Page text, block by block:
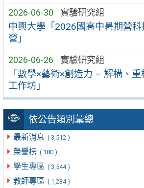
2026-06-30 實驗研究組
中興大學「2026國高中暑期營
營」
2026-06-26 實驗研究組
「數學×藝術×創造力 – 解構、
工作坊」
依公告類別彙總
最新消息 ( 3,512 )
榮譽榜 ( 180 )
學生專區 ( 3,544 )
教師專區 ( 1,234 )